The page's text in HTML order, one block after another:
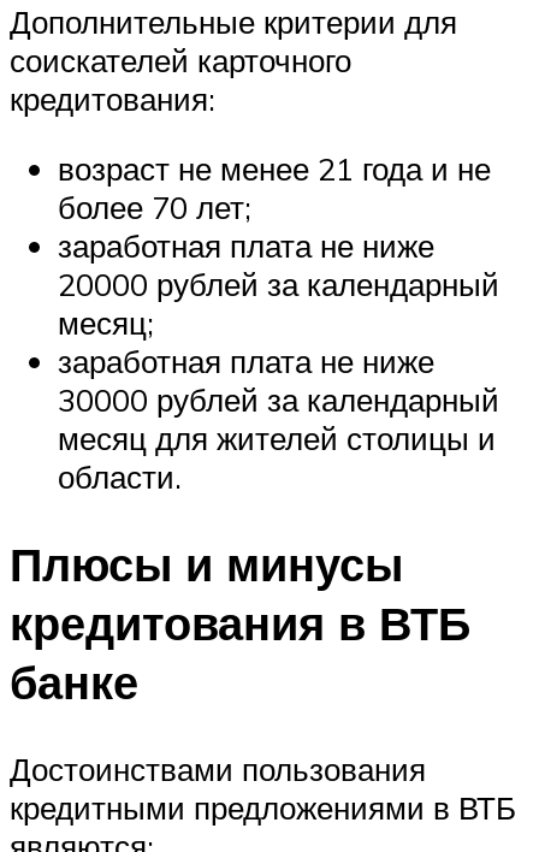
Дополнительные критерии для
соискателей карточного
кредитования:
возраст не менее 21 года и не
более 70 лет;
заработная плата не ниже
20000 рублей за календарный
месяц;
заработная плата не ниже
30000 рублей за календарный
месяц для жителей столицы и
области.
Плюсы и минусы
кредитования в ВТБ
банке
Достоинствами пользования
кредитными предложениями в ВТБ